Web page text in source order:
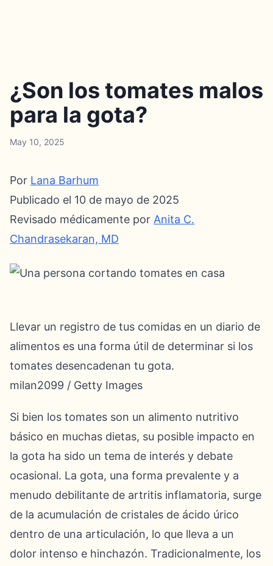
¿Son los tomates malos
para la gota?
May 10, 2025
Por Lana Barhum
Publicado el 10 de mayo de 2025
Revisado médicamente por Anita C.
Chandrasekaran, MD
Llevar un registro de tus comidas en un diario de
alimentos es una forma útil de determinar si los
tomates desencadenan tu gota.
milan2099 / Getty Images
Si bien los tomates son un alimento nutritivo
básico en muchas dietas, su posible impacto en
la gota ha sido un tema de interés y debate
ocasional. La gota, una forma prevalente y a
menudo debilitante de artritis inflamatoria, surge
de la acumulación de cristales de ácido úrico
dentro de una articulación, lo que lleva a un
dolor intenso e hinchazón. Tradicionalmente, los